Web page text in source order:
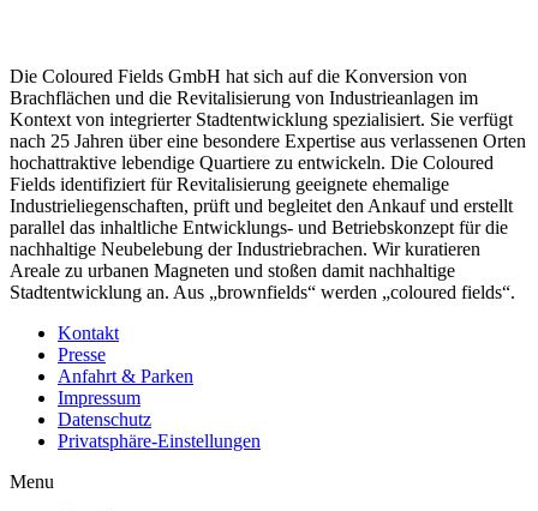
Die Coloured Fields GmbH hat sich auf die Konversion von
Brachflächen und die Revitalisierung von Industrieanlagen im
Kontext von integrierter Stadtentwicklung spezialisiert. Sie verfügt
nach 25 Jahren über eine besondere Expertise aus verlassenen Orten
hochattraktive lebendige Quartiere zu entwickeln. Die Coloured
Fields identifiziert für Revitalisierung geeignete ehemalige
Industrieliegenschaften, prüft und begleitet den Ankauf und erstellt
parallel das inhaltliche Entwicklungs- und Betriebskonzept für die
nachhaltige Neubelebung der Industriebrachen. Wir kuratieren
Areale zu urbanen Magneten und stoßen damit nachhaltige
Stadtentwicklung an. Aus „brownfields“ werden „coloured fields“.
Kontakt
Presse
Anfahrt & Parken
Impressum
Datenschutz
Privatsphäre-Einstellungen
Menu